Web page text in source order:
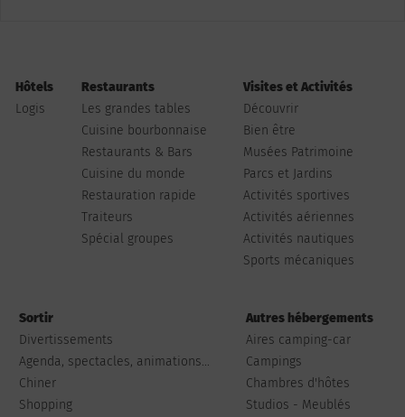
Hôtels
Logis
Restaurants
Les grandes tables
Cuisine bourbonnaise
Restaurants & Bars
Cuisine du monde
Restauration rapide
Traiteurs
Spécial groupes
Visites et Activités
Découvrir
Bien être
Musées Patrimoine
Parcs et Jardins
Activités sportives
Activités aériennes
Activités nautiques
Sports mécaniques
Sortir
Divertissements
Agenda, spectacles, animations...
Chiner
Shopping
Autres hébergements
Aires camping-car
Campings
Chambres d'hôtes
Studios - Meublés